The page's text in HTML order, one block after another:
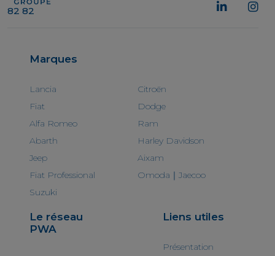
82 82
Marques
Lancia
Fiat
Alfa Romeo
Abarth
Jeep
Fiat Professional
Suzuki
Citroën
Dodge
Ram
Harley Davidson
Aixam
Omoda｜Jaecoo
Le réseau
PWA
Liens utiles
Présentation